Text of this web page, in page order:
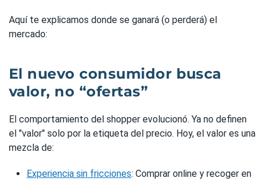
Aquí te explicamos donde se ganará (o perderá) el
mercado:
El nuevo consumidor busca
valor, no “ofertas”
El comportamiento del shopper evolucionó. Ya no definen
el "valor" solo por la etiqueta del precio. Hoy, el valor es una
mezcla de:
Experiencia sin fricciones: Comprar online y recoger en